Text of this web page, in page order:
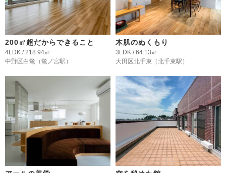
200㎡超だからできること
4LDK / 218.94㎡
中野区白鷺 （鷺ノ宮駅）
木肌のぬくもり
3LDK / 64.13㎡
大田区北千束 （北千束駅）